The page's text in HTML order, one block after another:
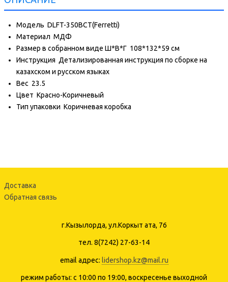
Модель DLFT-350BCT(Ferretti)
Материал МДФ
Размер в собранном виде Ш*В*Г 108*132*59 см
Инструкция Детализированная инструкция по сборке на
казахском и русском языках
Вес 23.5
Цвет Красно-Коричневый
Тип упаковки Коричневая коробка
Доставка
Обратная связь
г.Кызылорда, ул.Коркыт ата, 76
тел. 8(7242) 27-63-14
email адрес: lidershop.kz@mail.ru
режим работы: с 10:00 по 19:00, воскресенье выходной